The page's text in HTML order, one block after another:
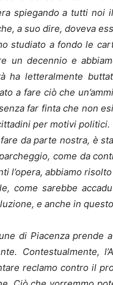
spiegando a tutti
a suo dire, doveva
studiato a fondo le
un decennio e
ha letteralmente
a fare ciò che
far finta che non
per motivi politici.
da parte nostra, è
come da
l’opera, abbiamo
come sarebbe
e anche in
di Piacenza prende
Contestualmente,
reclamo contro il